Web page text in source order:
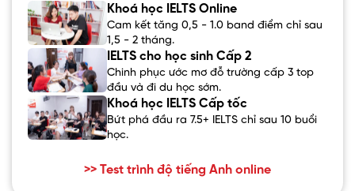
Khoá học IELTS Online
Cam kết tăng 0,5 - 1.0 band điểm chỉ sau
1,5 - 2 tháng.
IELTS cho học sinh Cấp 2
Chinh phục ước mơ đỗ trường cấp 3 top
đầu và đi du học sớm.
Khoá học IELTS Cấp tốc
Bứt phá đầu ra 7.5+ IELTS chỉ sau 10 buổi
học.
>> Test trình độ tiếng Anh online